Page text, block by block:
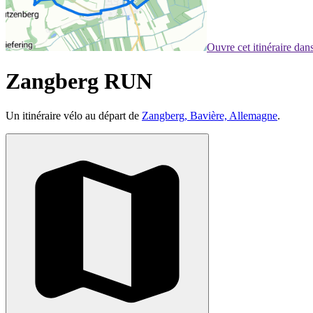
Ouvre cet itinéraire
Zangberg RUN
Un itinéraire vélo au départ de Zangberg, Bavière, Allemagne.